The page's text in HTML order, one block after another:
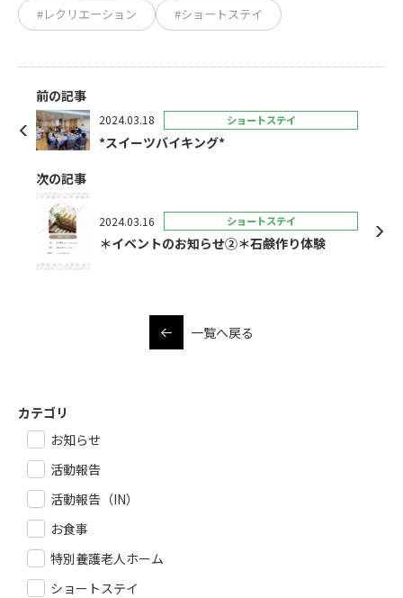
#レクリエーション
#ショートステイ
前の記事
2024.03.18 ショートステイ
*スイーツバイキング*
次の記事
2024.03.16 ショートステイ
＊イベントのお知らせ②＊石鹸作り体験
一覧へ戻る
カテゴリ
お知らせ
活動報告
活動報告（IN）
お食事
特別養護老人ホーム
ショートステイ